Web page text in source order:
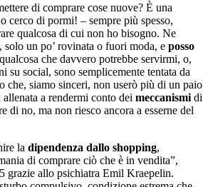
di comprare cose nuove? È una
cerco di pormi! – sempre più spesso,
qualcosa di cui non ho bisogno. Ne
solo un po’ rovinata o fuori moda, e posso
che davvero potrebbe servirmi, o,
su social, sono semplicemente tentata da
che, siamo sinceri, non userò più di un paio
a rendermi conto dei meccanismi di
di no, ma non riesco ancora a esserne del
la dipendenza dallo shopping,
di comprare ciò che è in vendita”,
grazie allo psichiatra Emil Kraepelin.